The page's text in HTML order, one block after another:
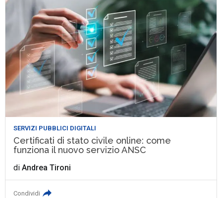
SERVIZI PUBBLICI DIGITALI
Certificati di stato civile online: come
funziona il nuovo servizio ANSC
diAndrea Tironi
Condividi